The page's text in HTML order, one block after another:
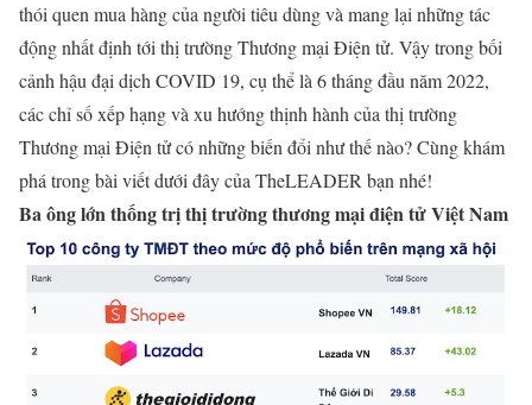
thói quen mua hàng của người tiêu dùng và mang lại những tác
động nhất định tới thị trường Thương mại Điện tử. Vậy trong bối
cảnh hậu đại dịch COVID 19, cụ thể là 6 tháng đầu năm 2022,
các chỉ số xếp hạng và xu hướng thịnh hành của thị trường
Thương mại Điện tử có những biến đổi như thế nào? Cùng khám
phá trong bài viết dưới đây của TheLEADER bạn nhé!
Ba ông lớn thống trị thị trường thương mại điện tử Việt Nam